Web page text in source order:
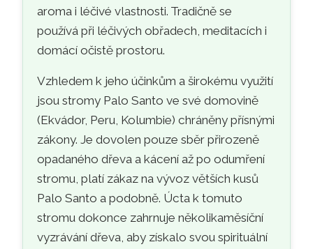
aroma i léčivé vlastnosti. Tradičně se
používá při léčivých obřadech, meditacích i
domácí očistě prostoru.
Vzhledem k jeho účinkům a širokému využití
jsou stromy Palo Santo ve své domovině
(Ekvádor, Peru, Kolumbie) chráněny přísnými
zákony. Je dovolen pouze sběr přirozeně
opadaného dřeva a kácení až po odumření
stromu, platí zákaz na vývoz větších kusů
Palo Santo a podobně. Úcta k tomuto
stromu dokonce zahrnuje několikaměsíční
vyzrávání dřeva, aby získalo svou spirituální